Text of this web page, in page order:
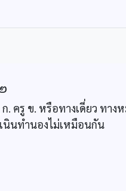
ครู ข. หรือทางเดี่ยว ทาง
นินทำนองไม่เหมือนกัน